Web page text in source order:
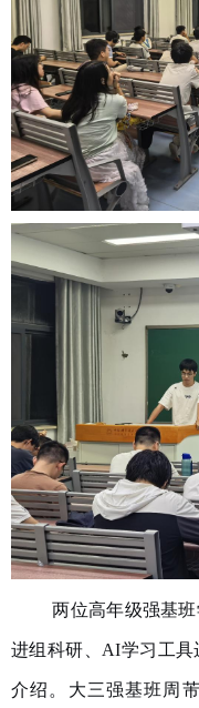
两位高年级强基
进组科研、 AI学习工具
介绍。大三强基班周